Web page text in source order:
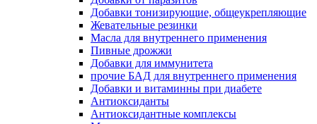
Добавки тонизирующие, общеукрепляющие
Жевательные резинки
Масла для внутреннего применения
Пивные дрожжи
Добавки для иммунитета
прочие БАД для внутреннего применения
Добавки и витаминны при диабете
Антиоксиданты
Антиоксидантные комплексы